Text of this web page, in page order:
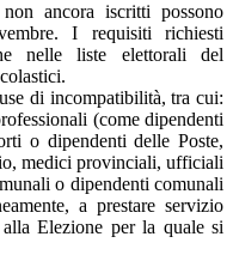
ancora iscritti possono
I requisiti richiesti
nelle liste elettorali del
di incompatibilità, tra cui:
(come dipendenti
o dipendenti delle Poste,
medici provinciali, ufficiali
o dipendenti comunali
a prestare servizio
Elezione per la quale si